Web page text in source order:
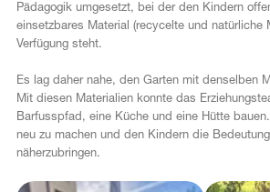
Pädagogik umgesetzt, bei der den Kindern
einsetzbares Material (recycelte und natürliche
Verfügung steht.
Es lag daher nahe, den Garten mit denselben
Mit diesen Materialien konnte das
Barfusspfad, eine Küche und eine Hütte
neu zu machen und den Kindern die
näherzubringen.